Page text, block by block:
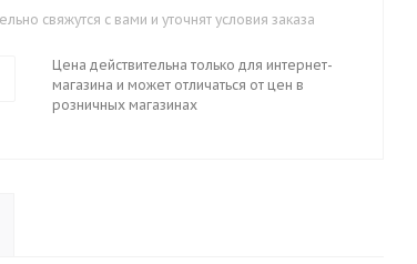
свяжутся с вами и уточнят условия заказа
Цена действительна только для интернет-
магазина и может отличаться от цен в
розничных магазинах